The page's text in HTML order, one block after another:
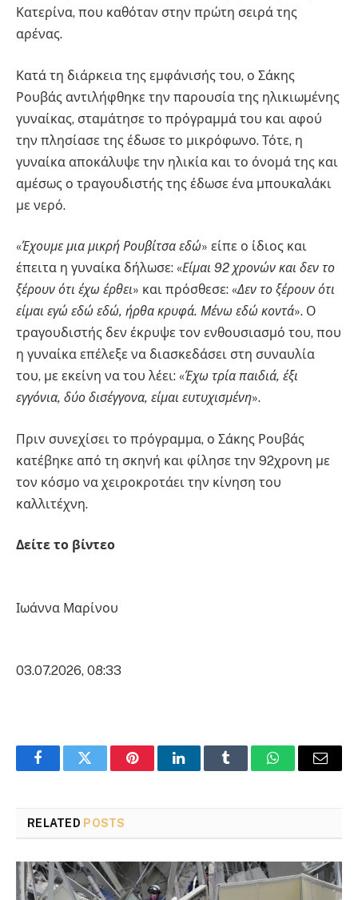
Κατερίνα, που καθόταν στην πρώτη σειρά της
αρένας.
Κατά τη διάρκεια της εμφάνισής του, ο Σάκης
Ρουβάς αντιλήφθηκε την παρουσία της ηλικιωμένης
γυναίκας, σταμάτησε το πρόγραμμά του και αφού
την πλησίασε της έδωσε το μικρόφωνο. Τότε, η
γυναίκα αποκάλυψε την ηλικία και το όνομά της και
αμέσως ο τραγουδιστής της έδωσε ένα μπουκαλάκι
με νερό.
«Έχουμε μια μικρή Ρουβίτσα εδώ» είπε ο ίδιος και
έπειτα η γυναίκα δήλωσε: «Είμαι 92 χρονών και δεν το
ξέρουν ότι έχω έρθει» και πρόσθεσε: «Δεν το ξέρουν ότι
είμαι εγώ εδώ εδώ, ήρθα κρυφά. Μένω εδώ κοντά». Ο
τραγουδιστής δεν έκρυψε τον ενθουσιασμό του, που
η γυναίκα επέλεξε να διασκεδάσει στη συναυλία
του, με εκείνη να του λέει: «Έχω τρία παιδιά, έξι
εγγόνια, δύο δισέγγονα, είμαι ευτυχισμένη».
Πριν συνεχίσει το πρόγραμμα, ο Σάκης Ρουβάς
κατέβηκε από τη σκηνή και φίλησε την 92χρονη με
τον κόσμο να χειροκροτάει την κίνηση του
καλλιτέχνη.
Δείτε το βίντεο
Ιωάννα Μαρίνου
03.07.2026, 08:33
FacebookTwitter PinterestLinkedInTumblr WhatsAppEmail
RELATED POSTS